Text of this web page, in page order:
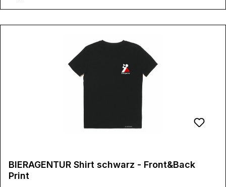
BIERAGENTUR Shirt schwarz - Front&Back
Print